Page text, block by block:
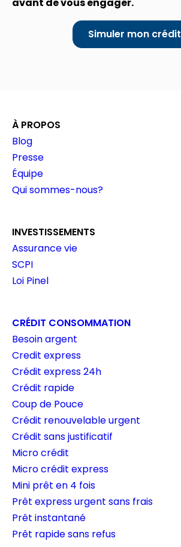
Simuler mon crédit
À PROPOS
Blog
Presse
Équipe
Qui sommes-nous?
INVESTISSEMENTS
Assurance vie
SCPI
Loi Pinel
CRÉDIT CONSOMMATION
Besoin argent
Credit express
Crédit express 24h
Crédit rapide
Coup de Pouce
Crédit renouvelable urgent
Crédit sans justificatif
Micro crédit
Micro crédit express
Mini prêt en 4 fois
Prêt express urgent sans frais
Prêt instantané
Prêt rapide sans refus